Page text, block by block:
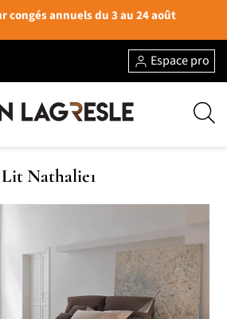
congés annuels du 3 au 24 août
Espace pro
Lit Nathalie1